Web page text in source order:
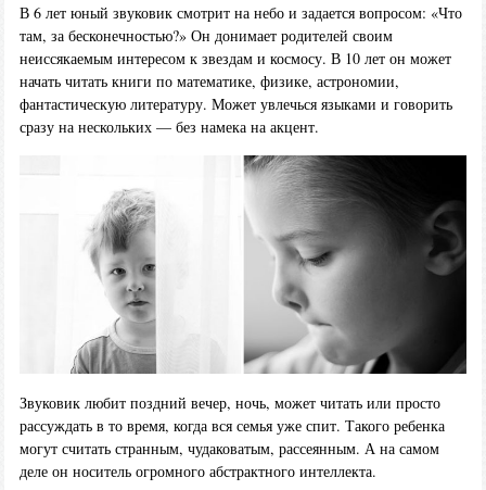
В 6 лет юный звуковик смотрит на небо и задается вопросом: «Что
там, за бесконечностью?» Он донимает родителей своим
неиссякаемым интересом к звездам и космосу. В 10 лет он может
начать читать книги по математике, физике, астрономии,
фантастическую литературу. Может увлечься языками и говорить
сразу на нескольких — без намека на акцент.
Звуковик любит поздний вечер, ночь, может читать или просто
рассуждать в то время, когда вся семья уже спит. Такого ребенка
могут считать странным, чудаковатым, рассеянным. А на самом
деле он носитель огромного абстрактного интеллекта.